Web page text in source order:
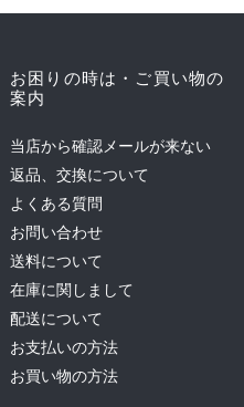
お困りの時は・ご買い物の
案内
当店から確認メールが来ない
返品、交換について
よくある質問
お問い合わせ
送料について
在庫に関しまして
配送について
お支払いの方法
お買い物の方法